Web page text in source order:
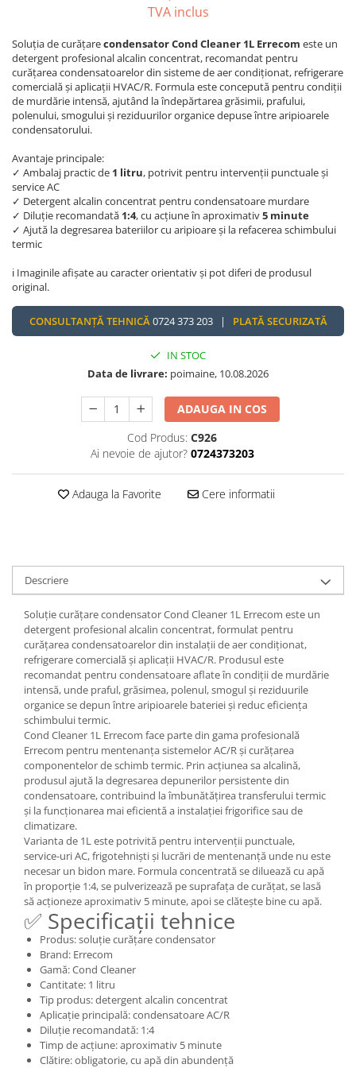
TVA inclus
Soluția de curățarecondensator Cond Cleaner 1L Errecom este un
detergent profesional alcalin concentrat, recomandat pentru
curățarea condensatoarelor din sisteme de aer condiționat, refrigerare
comercială și aplicații HVAC/R. Formula este concepută pentru condiții
de murdărie intensă, ajutând la îndepărtarea grăsimii, prafului,
polenului, smogului și reziduurilor organice depuse între aripioarele
condensatorului.
Avantaje principale:
✓ Ambalaj practic de 1 litru, potrivit pentru intervenții punctuale și
service AC
✓ Detergent alcalin concentrat pentru condensatoare murdare
✓ Diluție recomandată 1:4, cu acțiune în aproximativ5 minute
✓ Ajută la degresarea bateriilor cu aripioare și la refacerea schimbului
termic
ℹ️ Imaginile afișate au caracter orientativ și pot diferi de produsul
original.
CONSULTANȚĂ TEHNICĂ0724 373 203 | PLATĂ SECURIZATĂ
IN STOC
Data de livrare: poimaine, 10.08.2026
ADAUGA IN COS
Cod Produs: C926
Ai nevoie de ajutor? 0724373203
Adauga la Favorite Cere informatii
Descriere
Soluție curățare condensator Cond Cleaner 1L Errecom este un
detergent profesional alcalin concentrat, formulat pentru
curățarea condensatoarelor din instalații de aer condiționat,
refrigerare comercială și aplicații HVAC/R. Produsul este
recomandat pentru condensatoare aflate în condiții de murdărie
intensă, unde praful, grăsimea, polenul, smogul și reziduurile
organice se depun între aripioarele bateriei și reduc eficiența
schimbului termic.
Cond Cleaner 1L Errecom face parte din gama profesională
Errecom pentru mentenanța sistemelor AC/R și curățarea
componentelor de schimb termic. Prin acțiunea sa alcalină,
produsul ajută la degresarea depunerilor persistente din
condensatoare, contribuind la îmbunătățirea transferului termic
și la funcționarea mai eficientă a instalației frigorifice sau de
climatizare.
Varianta de 1L este potrivită pentru intervenții punctuale,
service-uri AC, frigotehniști și lucrări de mentenanță unde nu este
necesar un bidon mare. Formula concentrată se diluează cu apă
în proporție 1:4, se pulverizează pe suprafața de curățat, se lasă
să acționeze aproximativ 5 minute, apoi se clătește bine cu apă.
✅ Specificații tehnice
Produs: soluție curățare condensator
Brand: Errecom
Gamă: Cond Cleaner
Cantitate: 1 litru
Tip produs: detergent alcalin concentrat
Aplicație principală: condensatoare AC/R
Diluție recomandată: 1:4
Timp de acțiune: aproximativ 5 minute
Clătire: obligatorie, cu apă din abundență